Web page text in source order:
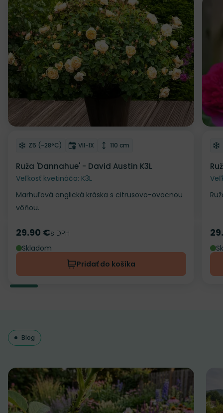
Odober do zoznamu želaní
Mrazuvzdornosť
Z5 (-28°C) Doba kvitnutia
VII-IX Výška rastliny
110 cm
Ruža 'Dannahue' - David Austin K3L
Veľkosť kvetináča: K3L
Marhuľová anglická kráska s citrusovo-ovocnou
vôňou.
Cena
29.90 €s DPH
Skladom
Pridať do košíka
Blog